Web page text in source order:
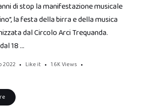
di stop la manifestazione musicale
la festa della birra e della musica
dal Circolo Arci Trequanda.
18 …
2022 Like it 1.6K Views